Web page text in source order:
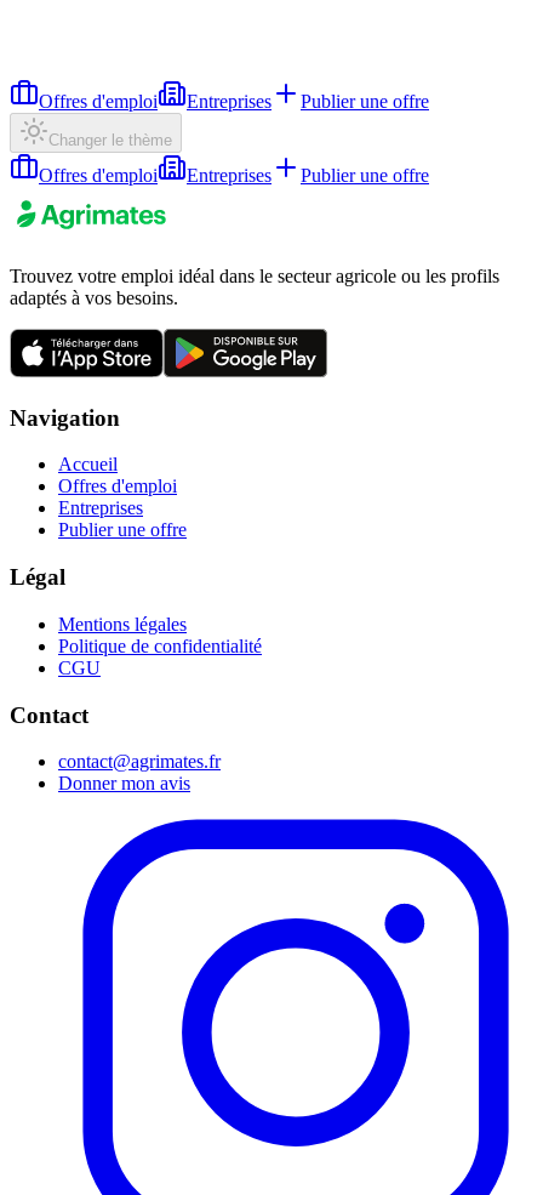
Offres d'emploi Entreprises Publier une offre
Changer le thème
Offres d'emploi Entreprises Publier une offre
Trouvez votre emploi idéal dans le secteur agricole ou les profils
adaptés à vos besoins.
Navigation
Accueil
Offres d'emploi
Entreprises
Publier une offre
Légal
Mentions légales
Politique de confidentialité
CGU
Contact
contact@agrimates.fr
Donner mon avis